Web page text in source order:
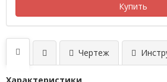
Купить
Чертеж